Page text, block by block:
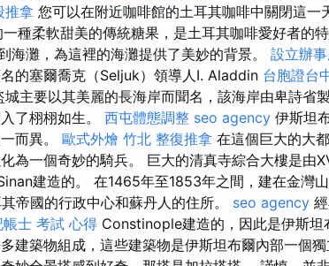
推拿 您可以在附近咖啡館的土耳其咖啡中關閉這一
種柔軟甜美的傳統糖果，是土耳其咖啡愛好者的
海灘，為這裡的海灘提供了美妙的背景。 設立辦
的塞爾喬克（Seljuk）領導人I. Aladdin 台胞證台
城主要以其美麗的長海岸而聞名，該海岸由卑詩省
了栩栩如生。 西屯體態調整 seo agency 伊斯坦
而異。 歐式外燴 竹北 整復推拿 在這個巨大的大
為一個奇妙的騎兵。 巨大的清真寺綜合大樓是由
建造的。 在1465年至1853年之間，建在金灣
帝國的行政中心和蘇丹人的住所。 seo agency
帳士 考試 心得 Constinople建造的，因此是伊斯坦
建築物組成，這些建築物是伊斯坦布爾內部一個獨